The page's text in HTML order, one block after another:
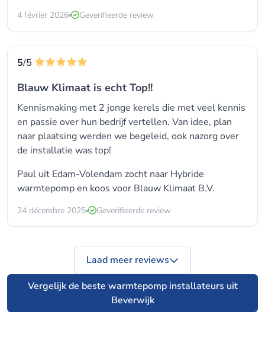
4 février 2026 Geverifieerde review
5/5
Blauw Klimaat is echt Top!!
Kennismaking met 2 jonge kerels die met veel kennis
en passie over hun bedrijf vertellen. Van idee, plan
naar plaatsing werden we begeleid, ook nazorg over
de installatie was top!
Paul uit Edam-Volendam zocht naar Hybride
warmtepomp en koos voor Blauw Klimaat B.V.
24 décembre 2025 Geverifieerde review
Vergelijk de beste warmtepomp installateurs uit
Beverwijk
Laad meer reviews